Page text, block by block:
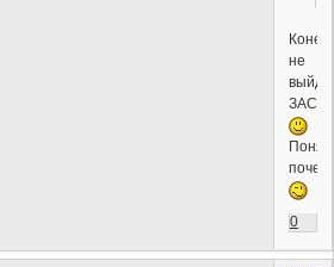
не
Понял
0